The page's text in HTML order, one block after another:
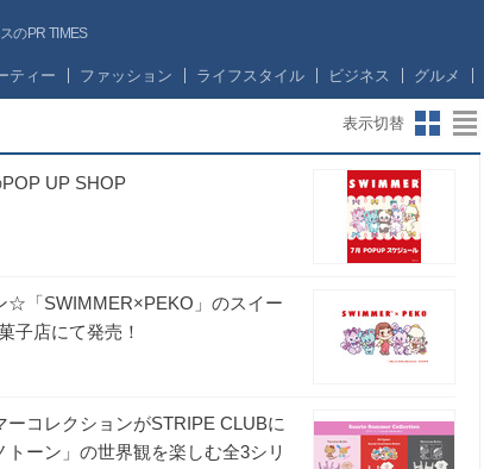
のPR TIMES
ティー ファッション ライフスタイル ビジネス グルメ
表示切替
UP SHOP
☆「SWIMMER×PEKO」のスイー
子店にて発売！
コレクションがSTRIPE CLUBに
ーン」の世界観を楽しむ全3シリ